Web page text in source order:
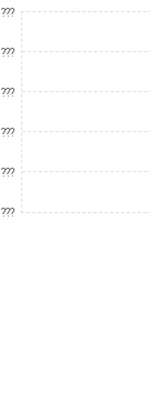
???
???
???
???
???
???